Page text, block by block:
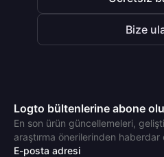
Bize
Logto bültenlerine abone
En son ürün güncellemeleri,
araştırma önerilerinden haberdar
E-posta adresi